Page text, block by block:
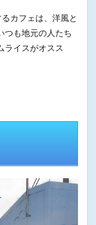
カフェは、洋風と
つも地元の人たち
ライスがオスス